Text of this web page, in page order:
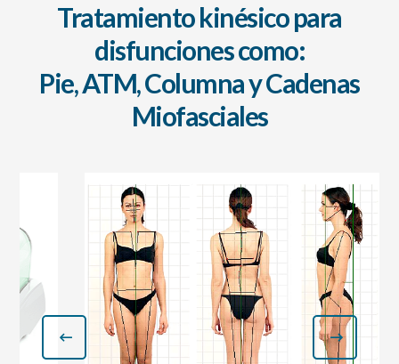
Tratamiento kinésico para
disfunciones como:
Pie, ATM, Columna y Cadenas
Miofasciales